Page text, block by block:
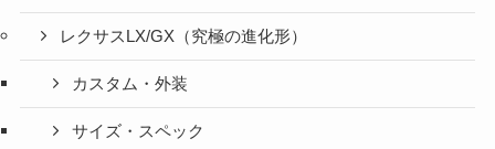
レクサスLX/GX（究極の進化形）
カスタム・外装
サイズ・スペック